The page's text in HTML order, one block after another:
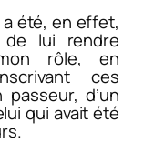
a été, en effet,
lui rendre
rôle, en
ces
d’un
qui avait été